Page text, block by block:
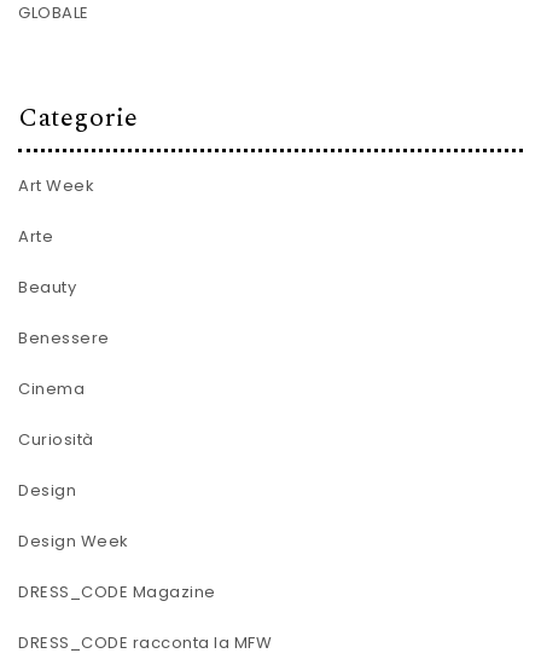
GLOBALE
Categorie
Art Week
Arte
Beauty
Benessere
Cinema
Curiosità
Design
Design Week
DRESS_CODE Magazine
DRESS_CODE racconta la MFW